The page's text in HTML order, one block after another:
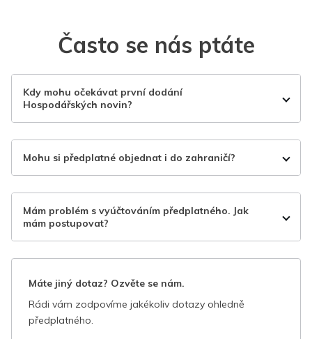
Často se nás ptáte
Kdy mohu očekávat první dodání
Hospodářských novin?
Mohu si předplatné objednat i do zahraničí?
Mám problém s vyúčtováním předplatného. Jak
mám postupovat?
Máte jiný dotaz? Ozvěte se nám.
Rádi vám zodpovíme jakékoliv dotazy ohledně
předplatného.